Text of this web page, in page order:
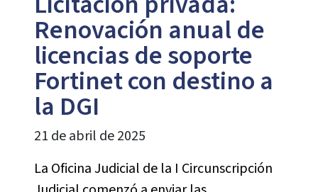
Renovación anual de
licencias de soporte
Fortinet con destino a
la DGI
21 de abril de 2025
La Oficina Judicial de la I Circunscripción